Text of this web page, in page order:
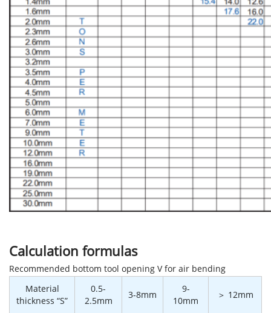
Calculation formulas
Recommended bottom tool opening V for air bending
Material
thickness “S”
0.5-
2.5mm
3-8mm
9-
10mm
＞ 12mm